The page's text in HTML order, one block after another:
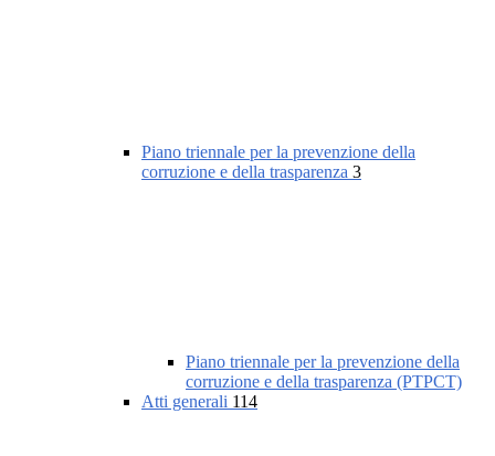
Piano triennale per la prevenzione della
corruzione e della trasparenza 3
Piano triennale per la prevenzione della
corruzione e della trasparenza (PTPCT)
Atti generali 114